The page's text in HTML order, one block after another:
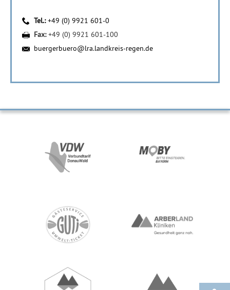
Tel.:+49 (0) 9921 601-0
Fax:+49 (0) 9921 601-100
buergerbuero@lra.landkreis-regen.de